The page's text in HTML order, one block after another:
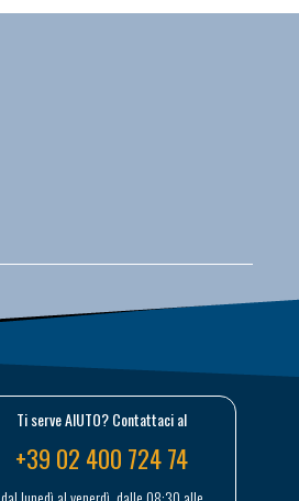
Ti serve AIUTO? Contattaci al
+39 02 400 724 74